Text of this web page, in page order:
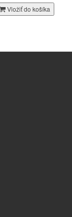
Vložiť do košíka